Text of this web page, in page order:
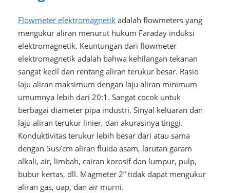
Flowmeter elektromagnetikadalah flowmeters yang
mengukur aliran menurut hukum Faraday induksi
elektromagnetik. Keuntungan dari flowmeter
elektromagnetik adalah bahwa kehilangan tekanan
sangat kecil dan rentang aliran terukur besar. Rasio
laju aliran maksimum dengan laju aliran minimum
umumnya lebih dari 20:1. Sangat cocok untuk
berbagai diameter pipa industri. Sinyal keluaran dan
laju aliran terukur linier, dan akurasinya tinggi.
Konduktivitas terukur lebih besar dari atau sama
dengan 5us/cm aliran fluida asam, larutan garam
alkali, air, limbah, cairan korosif dan lumpur, pulp,
bubur kertas, dll. Magmeter 2” tidak dapat mengukur
aliran gas, uap, dan air murni.